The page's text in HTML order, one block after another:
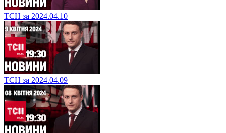
ТСН за 2024.04.10
ТСН за 2024.04.09